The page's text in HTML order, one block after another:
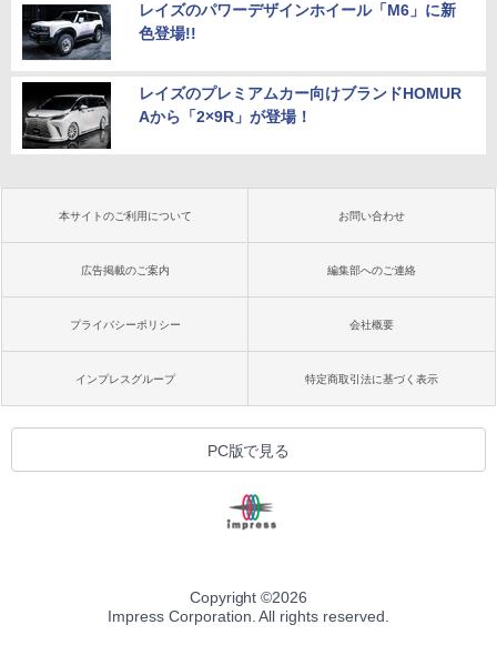
レイズのパワーデザインホイール「M6」に新
色登場!!
レイズのプレミアムカー向けブランドHOMUR
Aから「2×9R」が登場！
本サイトのご利用について お問い合わせ
広告掲載のご案内 編集部へのご連絡
プライバシーポリシー 会社概要
インプレスグループ 特定商取引法に基づく表示
PC版で見る
Copyright ©2026
Impress Corporation. All rights reserved.